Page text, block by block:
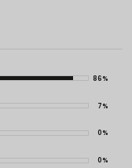
86%
7%
0%
0%